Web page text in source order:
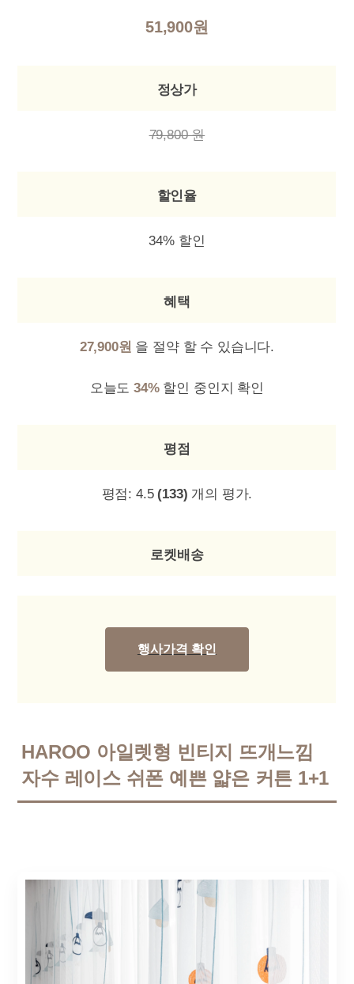
51,900원
정상가
79,800 원
할인율
34% 할인
혜택
27,900원 을 절약 할 수 있습니다.
오늘도34%할인 중인지 확인
평점
평점: 4.5 (133) 개의 평가.
로켓배송
행사가격 확인
HAROO 아일렛형 빈티지 뜨개느낌
자수 레이스 쉬폰 예쁜 얇은 커튼 1+1